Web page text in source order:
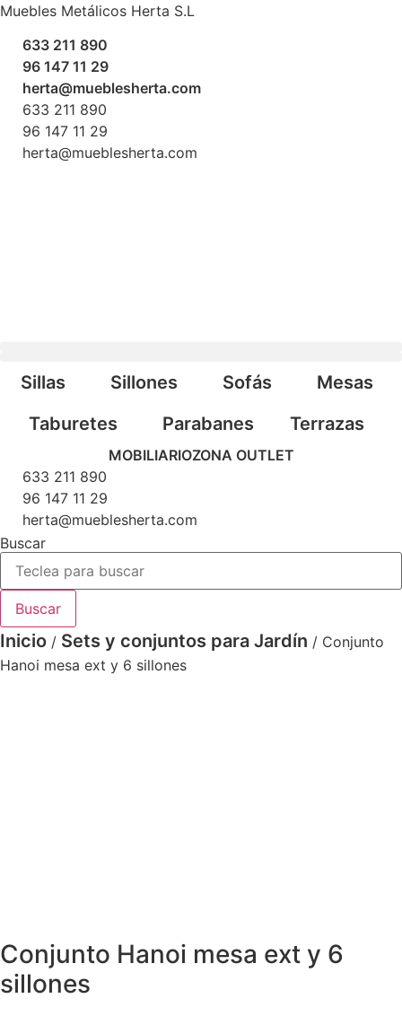
Ir
contenido
Muebles Metálicos Herta S.L
633 211 890
96 147 11 29
herta@mueblesherta.com
633 211 890
96 147 11 29
herta@mueblesherta.com
Sillas Sillones Sofás
Mesas
Taburetes
Parabanes Terrazas
MOBILIARIOZONA OUTLET
633 211 890
96 147 11 29
herta@mueblesherta.com
Buscar
Buscar
Inicio / Sets y conjuntos para Jardín / Conjunto
Hanoi mesa ext y 6 sillones
Conjunto Hanoi mesa ext y 6
sillones